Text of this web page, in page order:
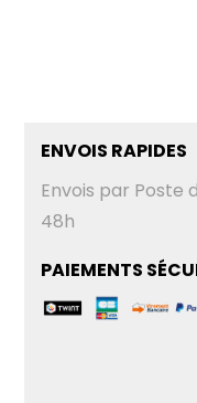
ENVOIS RAPIDES
Envois par Poste
48h
PAIEMENTS